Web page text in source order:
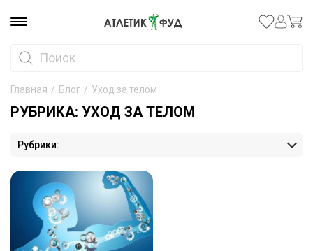
Главная / Блог / Уход за телом
РУБРИКА: УХОД ЗА ТЕЛОМ
Рубрики: